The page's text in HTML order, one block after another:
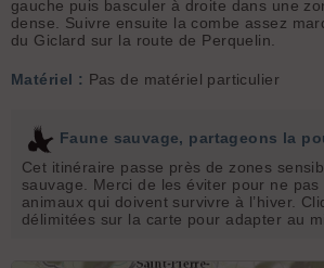
gauche puis basculer à droite dans une
dense. Suivre ensuite la combe assez
du Giclard sur la route de Perquelin.
Matériel : Pas de matériel particulier
Faune sauvage, partageons la
Cet itinéraire passe près de zones
sauvage. Merci de les éviter pour ne pas
animaux qui doivent survivre à l’hiver.
délimitées sur la carte pour adapter au